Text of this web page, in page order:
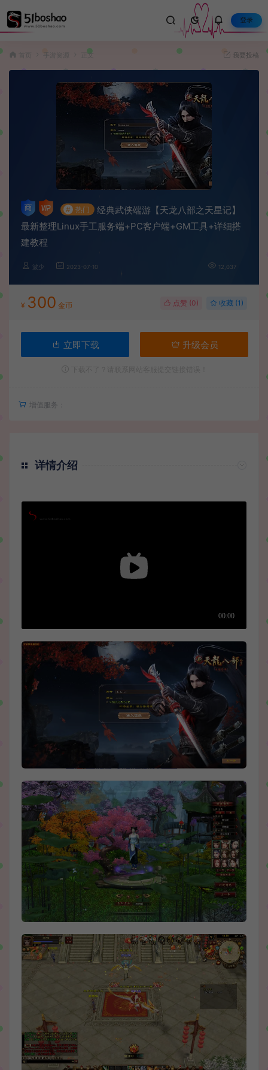
登录
手游资源 正文 我要投稿
# 热门
经典武侠端游【天龙八部之天星记】
最新整理Linux手工服务端+PC客户端+GM工具+详细搭
建教程
波少 2023-07-10 12,037
¥ 300 金币 点赞 (0) 收藏 (1)
立即下载 升级会员
增值服务：
详情介绍